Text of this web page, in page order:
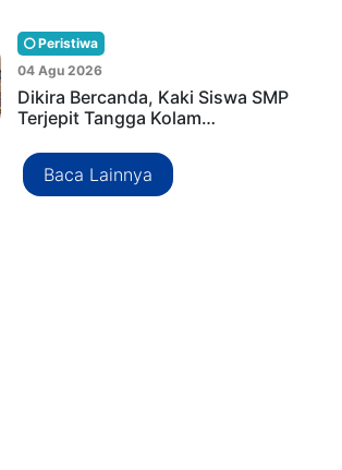
Peristiwa
04 Agu 2026
Dikira Bercanda, Kaki Siswa SMP
Terjepit Tangga Kolam…
Baca Lainnya